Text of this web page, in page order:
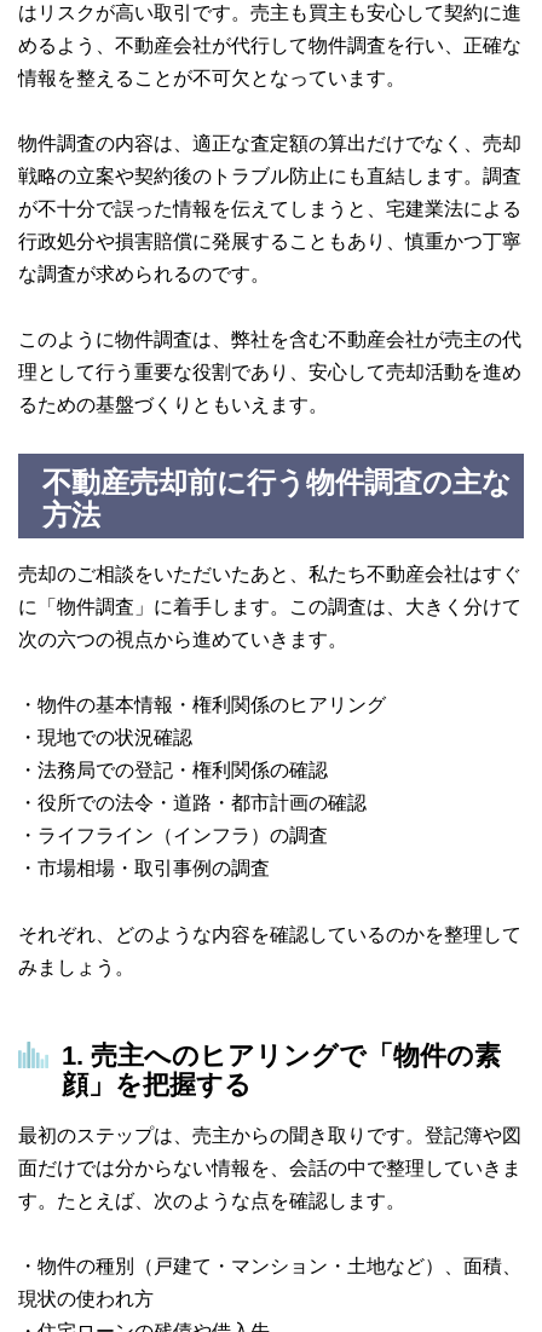
はリスクが高い取引です。売主も買主も安心して契約に進
めるよう、不動産会社が代行して物件調査を行い、正確な
情報を整えることが不可欠となっています。
物件調査の内容は、適正な査定額の算出だけでなく、売却
戦略の立案や契約後のトラブル防止にも直結します。調査
が不十分で誤った情報を伝えてしまうと、宅建業法による
行政処分や損害賠償に発展することもあり、慎重かつ丁寧
な調査が求められるのです。
このように物件調査は、弊社を含む不動産会社が売主の代
理として行う重要な役割であり、安心して売却活動を進め
るための基盤づくりともいえます。
不動産売却前に行う物件調査の主な
方法
売却のご相談をいただいたあと、私たち不動産会社はすぐ
に「物件調査」に着手します。この調査は、大きく分けて
次の六つの視点から進めていきます。
・物件の基本情報・権利関係のヒアリング
・現地での状況確認
・法務局での登記・権利関係の確認
・役所での法令・道路・都市計画の確認
・ライフライン（インフラ）の調査
・市場相場・取引事例の調査
それぞれ、どのような内容を確認しているのかを整理して
みましょう。
1. 売主へのヒアリングで「物件の素
顔」を把握する
最初のステップは、売主からの聞き取りです。登記簿や図
面だけでは分からない情報を、会話の中で整理していきま
す。たとえば、次のような点を確認します。
・物件の種別（戸建て・マンション・土地など）、面積、
現状の使われ方